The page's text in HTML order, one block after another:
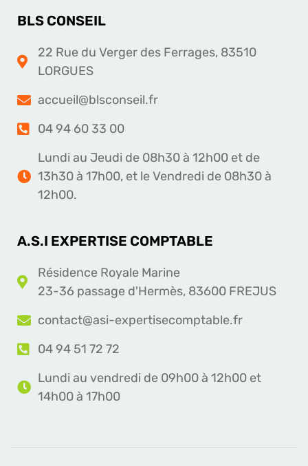
BLS CONSEIL
22 Rue du Verger des Ferrages, 83510
LORGUES
accueil@blsconseil.fr
04 94 60 33 00
Lundi au Jeudi de 08h30 à 12h00 et de
13h30 à 17h00, et le Vendredi de 08h30 à
12h00.
A.S.I EXPERTISE COMPTABLE
Résidence Royale Marine
23-36 passage d'Hermès, 83600 FREJUS
contact@asi-expertisecomptable.fr
04 94 51 72 72
Lundi au vendredi de 09h00 à 12h00 et
14h00 à 17h00